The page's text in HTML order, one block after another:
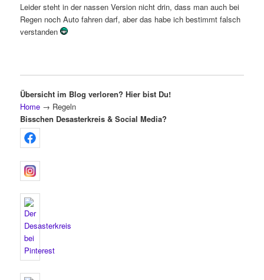
Leider steht in der nassen Version nicht drin, dass man auch bei
Regen noch Auto fahren darf, aber das habe ich bestimmt falsch
verstanden
Übersicht im Blog verloren? Hier bist Du!
Home → Regeln
Bisschen Desasterkreis & Social Media?